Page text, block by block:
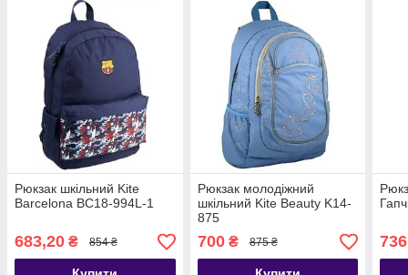
Рюкзак шкільний Kite
Barcelona BC18-994L-1
683,20 ₴ 854 ₴
Рюкзак молодіжний
шкільний Kite Beauty K14-
875
700₴ 875 ₴ 736